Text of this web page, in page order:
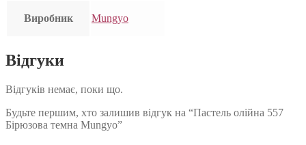
Виробник Mungyo
Відгуки
Відгуків немає, поки що.
Будьте першим, хто залишив відгук на “Пастель олійна 557
Бірюзова темна Mungyo”